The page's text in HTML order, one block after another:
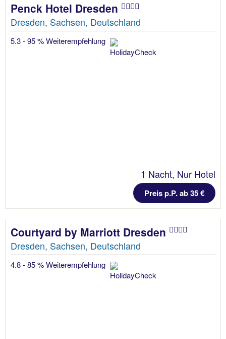
Penck Hotel Dresden
Dresden, Sachsen, Deutschland
5.3 - 95 % Weiterempfehlung
1 Nacht, Nur Hotel
Preis p.P. ab 35 €
Courtyard by Marriott Dresden
Dresden, Sachsen, Deutschland
4.8 - 85 % Weiterempfehlung